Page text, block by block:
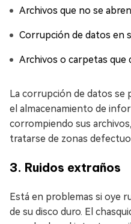
Archivos que no se
Corrupción de datos en
Archivos o carpetas que
La corrupción de datos se
el almacenamiento de
corrompiendo sus
tratarse de zonas
3. Ruidos extraños
Está en problemas si oye
de su disco duro. El